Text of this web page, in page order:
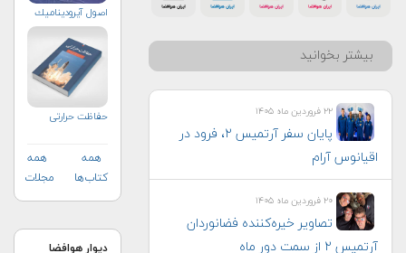
بیشتر بخوانید
۲۲ فروردین ماه ۱۴۰۵
پایان سفر آرتمیس ۲، فرود در
اقیانوس آرام
۲۰ فروردین ماه ۱۴۰۵
تصاویر خیره‌کننده فضانوردان
آرتمیس ۲ از سمت دور ماه
اصول آيروديناميك
حفاظت حرارتی
همه
کتاب‌ها
همه
مجلات
دیوار هوافضا